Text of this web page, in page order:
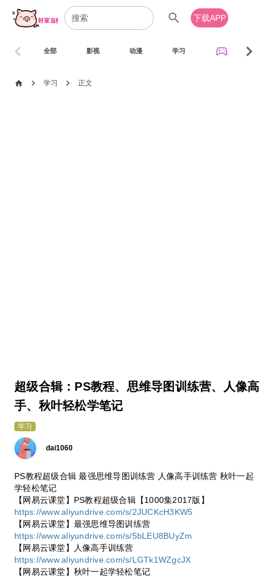
search 下载APP
全部 影视 动漫 学习 sports_esports
chevron_left chevron_right
home chevron_right 学习 chevron_right 正文
超级合辑：PS教程、思维导图训练营、人像高
手、秋叶轻松学笔记
学习
dai1060
PS教程超级合辑 最强思维导图训练营 人像高手训练营 秋叶一起
学轻松笔记
【网易云课堂】PS教程超级合辑【1000集2017版】
https://www.aliyundrive.com/s/2JUCKcH3KW5
【网易云课堂】最强思维导图训练营
https://www.aliyundrive.com/s/5bLEU8BUyZm
【网易云课堂】人像高手训练营
https://www.aliyundrive.com/s/LGTk1WZgcJX
【网易云课堂】秋叶一起学轻松笔记